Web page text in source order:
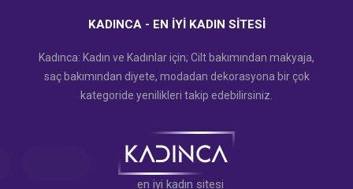
KADINCA - EN İYI KADIN SITESI
Kadınca: Kadın ve Kadınlar için; Cilt bakımından makyaja,
saç bakımından diyete, modadan dekorasyona bir çok
kategoride yenilikleri takip edebilirsiniz.
en iyi kadın sitesi